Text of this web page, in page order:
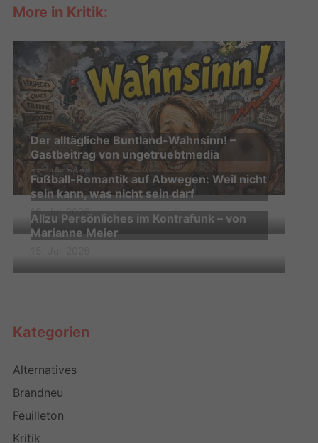
More in Kritik:
Der alltägliche Buntland-Wahnsinn! –
Gastbeitrag von ungetruebtmedia
25. Juli 2026
Fußball-Romantik auf Abwegen: Weil nicht
sein kann, was nicht sein darf
16. Juli 2026
Allzu Persönliches im Kontrafunk – von
Marianne Meier
Kategorien
Alternatives
Brandneu
Feuilleton
Kritik